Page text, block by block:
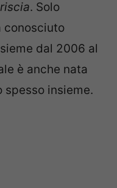
. Solo
conosciuto
dal 2006 al
è anche nata
spesso insieme.